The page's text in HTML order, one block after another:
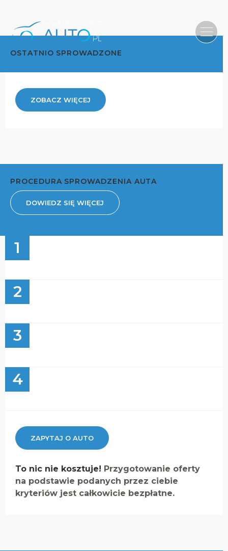
OSTATNIO SPROWADZONE
ZOBACZ WIĘCEJ
PROCEDURA SPROWADZENIA AUTA
DOWIEDZ SIĘ WIĘCEJ
1
2
3
4
ZAPYTAJ O AUTO
To nic nie kosztuje! Przygotowanie oferty
na podstawie podanych przez ciebie
kryteriów jest całkowicie bezpłatne.